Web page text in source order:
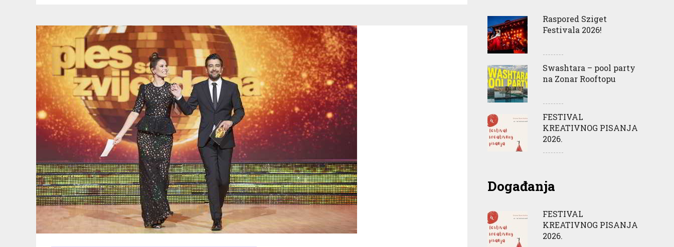
Raspored Sziget
Festivala 2026!
Swashtara – pool party
na Zonar Rooftopu
FESTIVAL
KREATIVNOG PISANJA
2026.
Događanja
FESTIVAL
KREATIVNOG PISANJA
2026.